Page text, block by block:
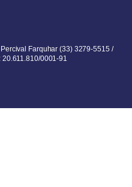
Farquhar (33) 3279-5515 /
0001-91